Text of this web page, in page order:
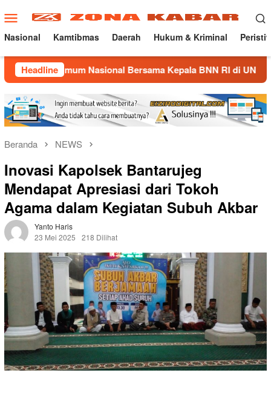
ke
konten
Menu
Mobile
Nasional Kamtibmas Daerah Hukum & Kriminal
Headline
Nasional Bersama Kepala BNN RI di UNMA
Beranda NEWS
Inovasi Kapolsek Bantarujeg
Mendapat Apresiasi dari Tokoh
Agama dalam Kegiatan Subuh Akbar
Yanto Haris
23 Mei 2025
218 Dilihat